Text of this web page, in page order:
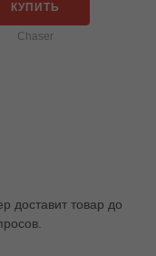
КУПИТЬ
Chaser
доставит товар до